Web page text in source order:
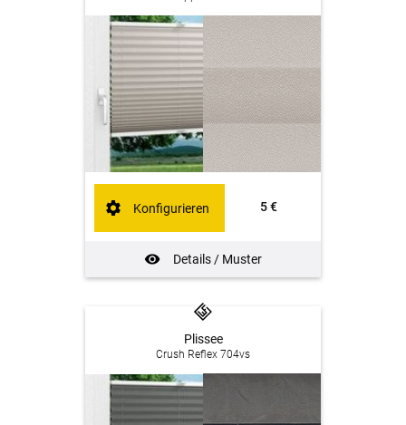
5 €
Details / Muster
Konfigurieren
Plissee
Crush Reflex 704vs